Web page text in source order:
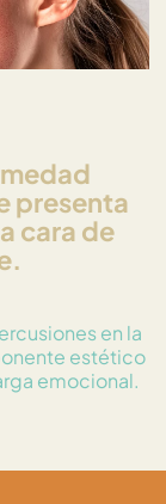
presenta
cara de
en la
estético
emocional.